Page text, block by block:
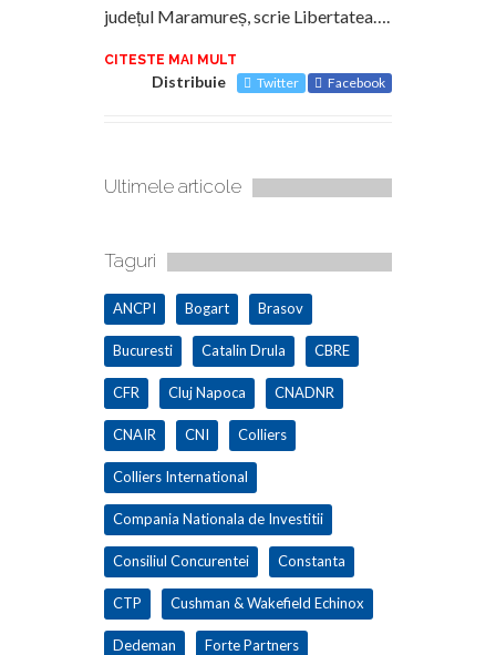
județul Maramureș, scrie Libertatea….
CITESTE MAI MULT
Distribuie Twitter Facebook
Ultimele articole
Taguri
ANCPI Bogart Brasov
Bucuresti Catalin Drula CBRE
CFR Cluj Napoca CNADNR
CNAIR CNI Colliers
Colliers International
Compania Nationala de Investitii
Consiliul Concurentei Constanta
CTP Cushman & Wakefield Echinox
Dedeman Forte Partners